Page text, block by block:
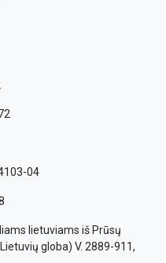
04
lietuviams iš Prūsų
globa) V. 2889-911,